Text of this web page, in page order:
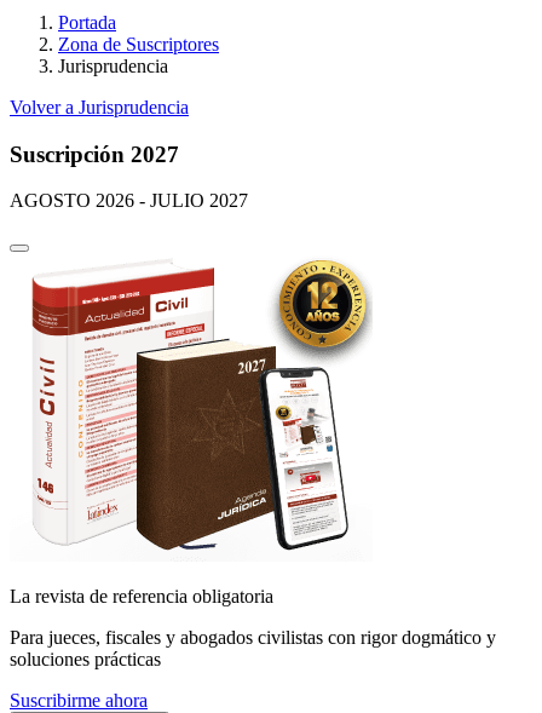
Portada
Zona de Suscriptores
Jurisprudencia
Volver a Jurisprudencia
Suscripción 2027
AGOSTO 2026 - JULIO 2027
La revista de referencia obligatoria
Para jueces, fiscales y abogados civilistas con rigor dogmático y
soluciones prácticas
Suscribirme ahora